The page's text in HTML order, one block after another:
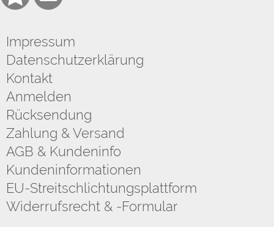
Impressum
Datenschutzerklärung
Kontakt
Anmelden
Rücksendung
Zahlung & Versand
AGB & Kundeninfo
Kundeninformationen
EU-Streitschlichtungsplattform
Widerrufsrecht & -Formular